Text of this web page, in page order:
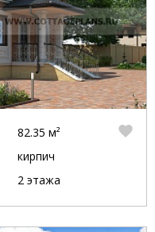
82.35 м²
кирпич
2 этажа